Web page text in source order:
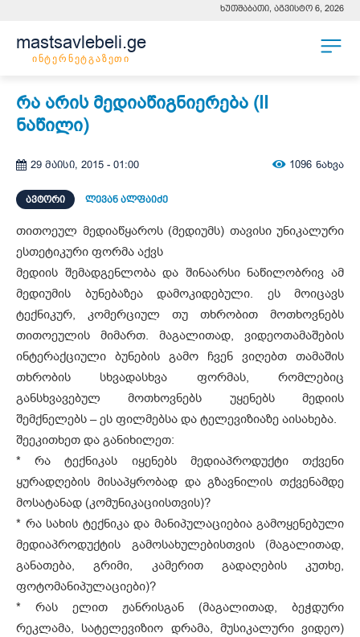
ხუთშაბათი, აგვისტო 6, 2026
mastsavlebeli.ge
ინტერნეტგაზეთი
რა არის მედიაწიგნიერება (II
ნაწილი)
29 მაისი, 2015 - 01:00 1096 ნახვა
ᲐᲕᲢᲝᲠᲘ ლევან ალფაიძე
თითოეულ მედიაწყაროს (მედიუმს) თავისი უნიკალური
ესთეტიკური ფორმა აქვს
მედიის შემადგენლობა და შინაარსი ნაწილობრივ ამ
მედიუმის ბუნებაზეა დამოკიდებული. ეს მოიცავს
ტექნიკურ, კომერციულ თუ თხრობით მოთხოვნებს
თითოეულის მიმართ. მაგალითად, ვიდეოთამაშების
ინტერაქციული ბუნების გამო ჩვენ ვიღებთ თამაშის
თხრობის სხვადასხვა ფორმას, რომლებიც
განსხვავებულ მოთხოვნებს უყენებს მედიის
შემქნელებს – ეს ფილმებსა და ტელევიზიაზე აისახება.
შეეკითხეთ და განიხილეთ:
* რა ტექნიკას იყენებს მედიაპროდუქტი თქვენი
ყურადღების მისაპყრობად და გზავნილის თქვენამდე
მოსატანად (კომუნიკაციისთვის)?
* რა სახის ტექნიკა და მანიპულაციებია გამოყენებული
მედიაპროდუქტის გამოსახულებისთვის (მაგალითად,
განათება, გრიმი, კამერით გადაღების კუთხე,
ფოტომანიპულაციები)?
* რას ელით ჟანრისგან (მაგალითად, ბეჭდური
რეკლამა, სატელევიზიო დრამა, მუსიკალური ვიდეო)